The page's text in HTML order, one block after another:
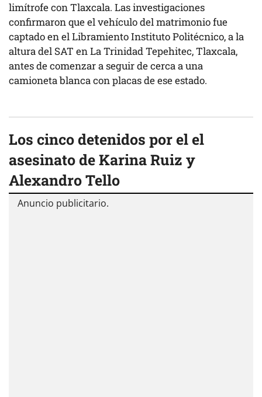
limítrofe con Tlaxcala. Las investigaciones
confirmaron que el vehículo del matrimonio fue
captado en el Libramiento Instituto Politécnico, a la
altura del SAT en La Trinidad Tepehitec, Tlaxcala,
antes de comenzar a seguir de cerca a una
camioneta blanca con placas de ese estado.
Los cinco detenidos por el el
asesinato de Karina Ruiz y
Alexandro Tello